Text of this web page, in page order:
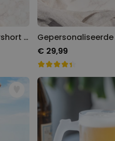
Gepersonaliseerde boxershort met rits ontwerp
€ 29,99